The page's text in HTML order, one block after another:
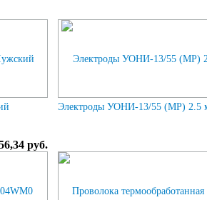
руб.
Электроды УОНИ-13/55 (МР) 2.5